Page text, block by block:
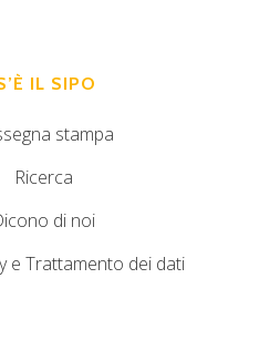
IL SIPO
stampa
Ricerca
di noi
e Trattamento dei dati